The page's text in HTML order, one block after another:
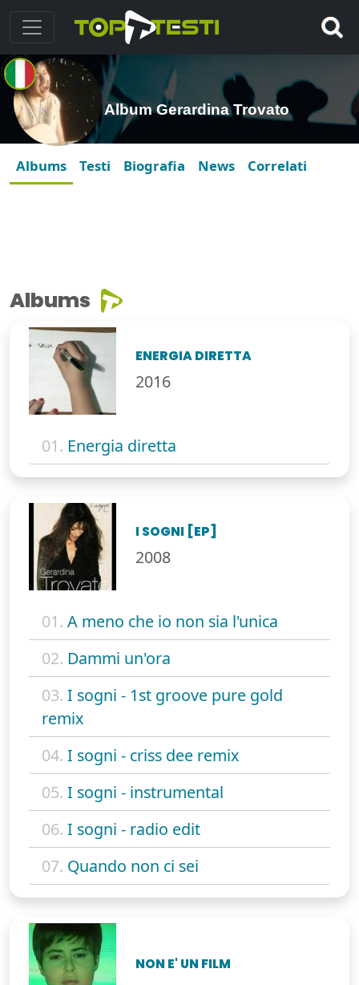
Album Gerardina Trovato
Albums Testi Biografia News Correlati
Albums
ENERGIA DIRETTA
2016
01. Energia diretta
I SOGNI [EP]
2008
01. A meno che io non sia l'unica
02. Dammi un'ora
03. I sogni - 1st groove pure gold
remix
04. I sogni - criss dee remix
05. I sogni - instrumental
06. I sogni - radio edit
07. Quando non ci sei
NON E' UN FILM